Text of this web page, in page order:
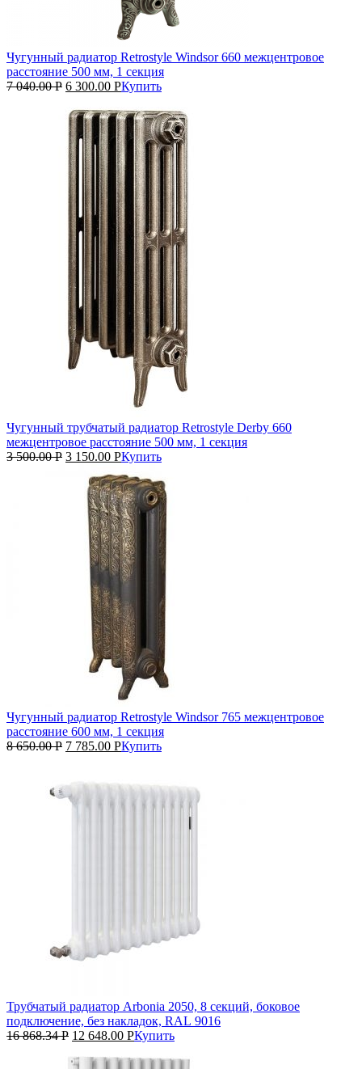
Чугунный радиатор Retrostyle Windsor 660 межцентровое
расстояние 500 мм, 1 секция
7 040.00Р 6 300.00 РКупить
Чугунный трубчатый радиатор Retrostyle Derby 660
межцентровое расстояние 500 мм, 1 секция
3 500.00Р 3 150.00 РКупить
Чугунный радиатор Retrostyle Windsor 765 межцентровое
расстояние 600 мм, 1 секция
8 650.00Р 7 785.00 РКупить
Трубчатый радиатор Arbonia 2050, 8 секций, боковое
подключение, без накладок, RAL 9016
16 868.34Р 12 648.00 РКупить